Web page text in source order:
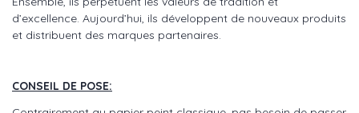
d’excellence. Aujourd’hui, ils développent de nouveaux produits
et distribuent des marques partenaires.
CONSEIL DE POSE: